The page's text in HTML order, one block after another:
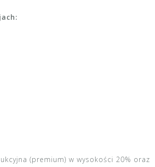
(premium) w wysokości 20% oraz